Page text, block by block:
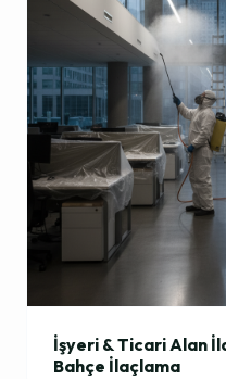
İşyeri & Ticari Alan
Bahçe İlaçlama